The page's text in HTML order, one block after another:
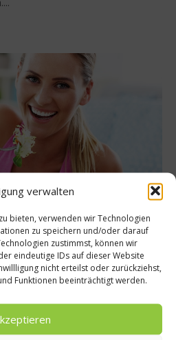
verwalten
bieten, verwenden wir Technologien
zu speichern und/oder darauf
zustimmst, können wir
eindeutige IDs auf dieser Website
nicht erteilst oder zurückziehst,
Funktionen beeinträchtigt werden.
Trends kurz erklärt
einen immer höheren
ein. Doch einfaches
Kalorien war einmal. Die Promis
sein will, der greift zu den
Food-Trends....